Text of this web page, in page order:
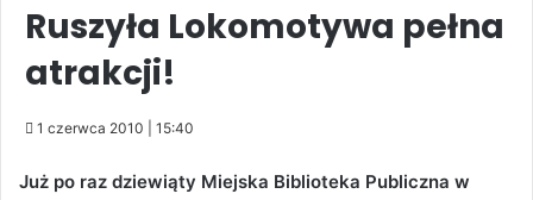
Ruszyła Lokomotywa pełna
atrakcji!
1 czerwca 2010 | 15:40
Już po raz dziewiąty Miejska Biblioteka Publiczna w